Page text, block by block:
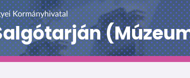
Kormányhivatal